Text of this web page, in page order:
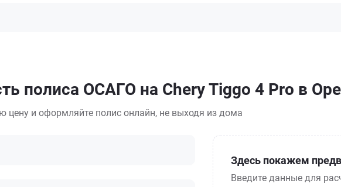
полиса ОСАГО на Chery Tiggo 4 Pro в
цену и оформляйте полис онлайн, не выходя из дома
Здесь покажем
Введите данные для